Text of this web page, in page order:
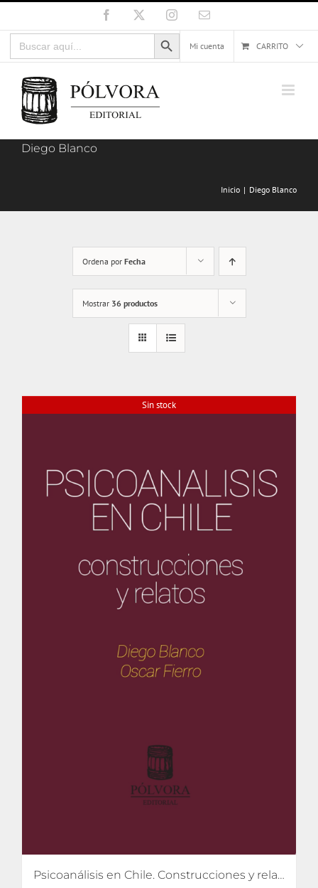
al
contenido
Facebook InstagramCorreo
Buscar:
Botón de búsqueda
Mi cuenta
CARRITO
Diego Blanco
Inicio Diego Blanco
Ordena por Fecha
Mostrar 36 productos
Sin stock
Psicoanálisis en Chile. Construcciones y relatos